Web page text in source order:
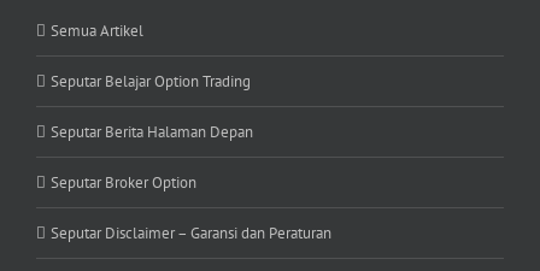
Semua Artikel
Seputar Belajar Option Trading
Seputar Berita Halaman Depan
Seputar Broker Option
Seputar Disclaimer – Garansi dan Peraturan